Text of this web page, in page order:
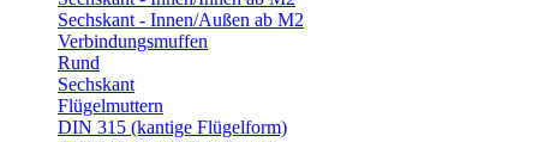
Sechskant - Innen/Außen ab M2
Verbindungsmuffen
Rund
Sechskant
Flügelmuttern
DIN 315 (kantige Flügelform)